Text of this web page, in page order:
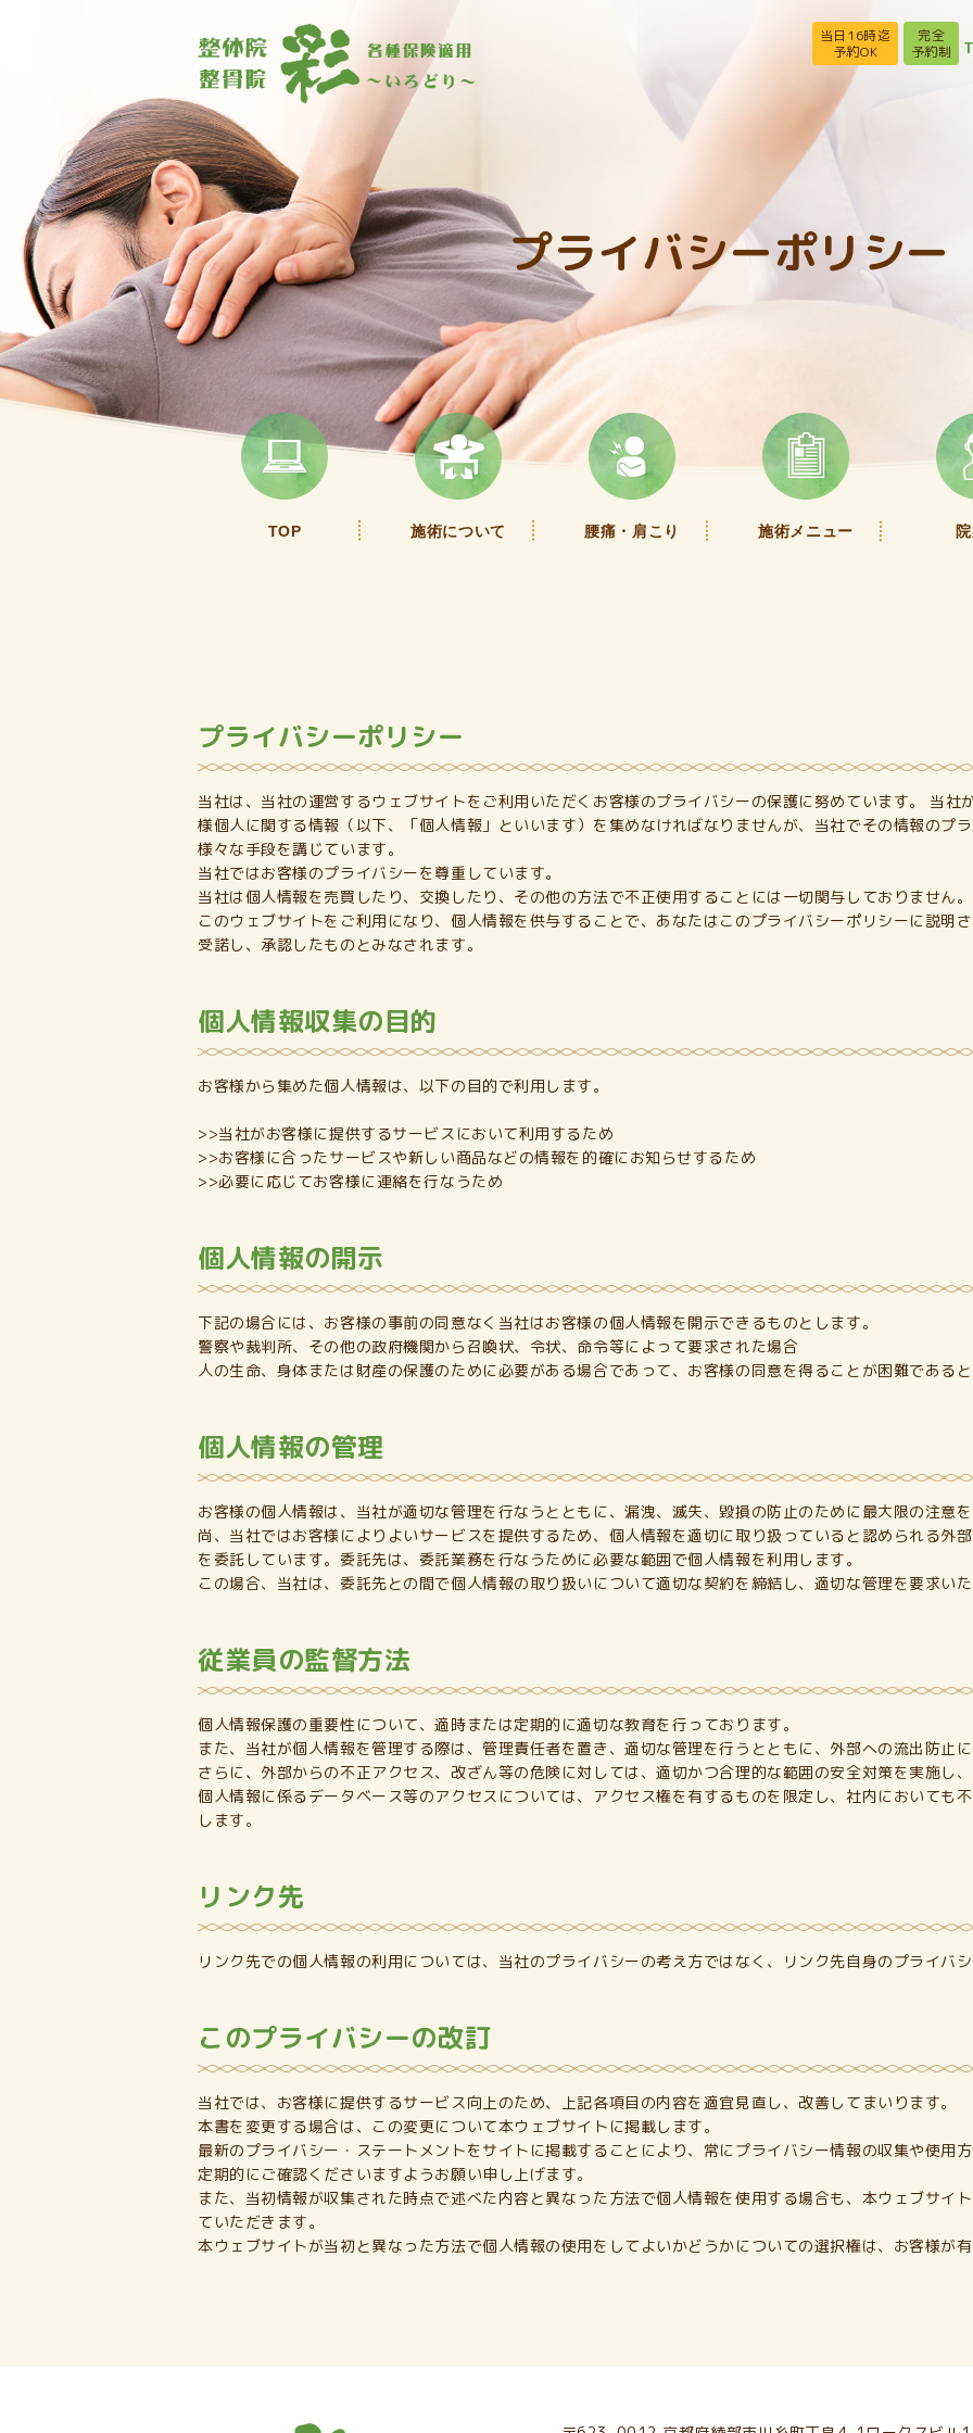
当日16時迄
予約OK
完全
予約制
プライバシーポリシー
TOP 施術について 腰痛・肩こり 施術メニュー
プライバシーポリシー
当社は、当社の運営するウェブサイトをご利用いただくお客様のプライバシーの保護に努めています。 当社
様個人に関する情報（以下、「個人情報」といいます）を集めなければなりませんが、当社でその情報のプ
様々な手段を講じています。
当社ではお客様のプライバシーを尊重しています。
当社は個人情報を売買したり、交換したり、その他の方法で不正使用することには一切関与しておりません。
このウェブサイトをご利用になり、個人情報を供与することで、あなたはこのプライバシーポリシーに説明
受諾し、承認したものとみなされます。
個人情報収集の目的
お客様から集めた個人情報は、以下の目的で利用します。
>>当社がお客様に提供するサービスにおいて利用するため
>>お客様に合ったサービスや新しい商品などの情報を的確にお知らせするため
>>必要に応じてお客様に連絡を行なうため
個人情報の開示
下記の場合には、お客様の事前の同意なく当社はお客様の個人情報を開示できるものとします。
警察や裁判所、その他の政府機関から召喚状、令状、命令等によって要求された場合
人の生命、身体または財産の保護のために必要がある場合であって、お客様の同意を得ることが困難である
個人情報の管理
お客様の個人情報は、当社が適切な管理を行なうとともに、漏洩、滅失、毀損の防止のために最大限の注意
尚、当社ではお客様によりよいサービスを提供するため、個人情報を適切に取り扱っていると認められる外
を委託しています。委託先は、委託業務を行なうために必要な範囲で個人情報を利用します。
この場合、当社は、委託先との間で個人情報の取り扱いについて適切な契約を締結し、適切な管理を要求い
従業員の監督方法
個人情報保護の重要性について、適時または定期的に適切な教育を行っております。
また、当社が個人情報を管理する際は、管理責任者を置き、適切な管理を行うとともに、外部への流出防止
さらに、外部からの不正アクセス、改ざん等の危険に対しては、適切かつ合理的な範囲の安全対策を実施し
個人情報に係るデータベース等のアクセスについては、アクセス権を有するものを限定し、社内においても
します。
リンク先
リンク先での個人情報の利用については、当社のプライバシーの考え方ではなく、リンク先自身のプライバ
このプライバシーの改訂
当社では、お客様に提供するサービス向上のため、上記各項目の内容を適宜見直し、改善してまいります。
本書を変更する場合は、この変更について本ウェブサイトに掲載します。
最新のプライバシー・ステートメントをサイトに掲載することにより、常にプライバシー情報の収集や使用
定期的にご確認くださいますようお願い申し上げます。
また、当初情報が収集された時点で述べた内容と異なった方法で個人情報を使用する場合も、本ウェブサイ
ていただきます。
本ウェブサイトが当初と異なった方法で個人情報の使用をしてよいかどうかについての選択権は、お客様が